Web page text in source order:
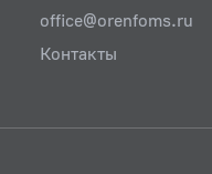
office@orenfoms.ru
Контакты